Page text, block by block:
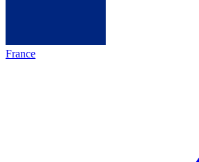
France